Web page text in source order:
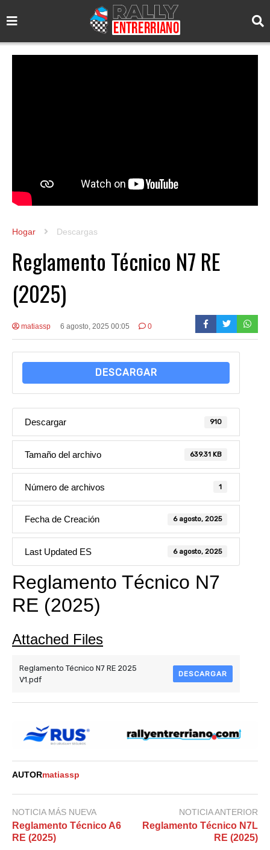
Hogar Descargas
Reglamento Técnico N7 RE
(2025)
matiassp 6 agosto, 2025 00:05 0
DESCARGAR
Descargar 910
Tamaño del archivo 639.31 KB
Número de archivos 1
Fecha de Creación 6 agosto, 2025
Last Updated ES 6 agosto, 2025
Reglamento Técnico N7
RE (2025)
Attached Files
Reglamento Técnico N7 RE 2025
V1.pdf
DESCARGAR
AUTORmatiassp
NOTICIA MÁS NUEVA
Reglamento Técnico A6
RE (2025)
NOTICIA ANTERIOR
Reglamento Técnico N7L
RE (2025)